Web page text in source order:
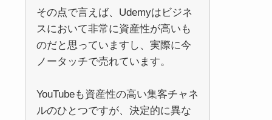
その点で言えば、Udemyはビジネ
スにおいて非常に資産性が高いも
のだと思っていますし、実際に今
ノータッチで売れています。
YouTubeも資産性の高い集客チャネ
ルのひとつですが、決定的に異な